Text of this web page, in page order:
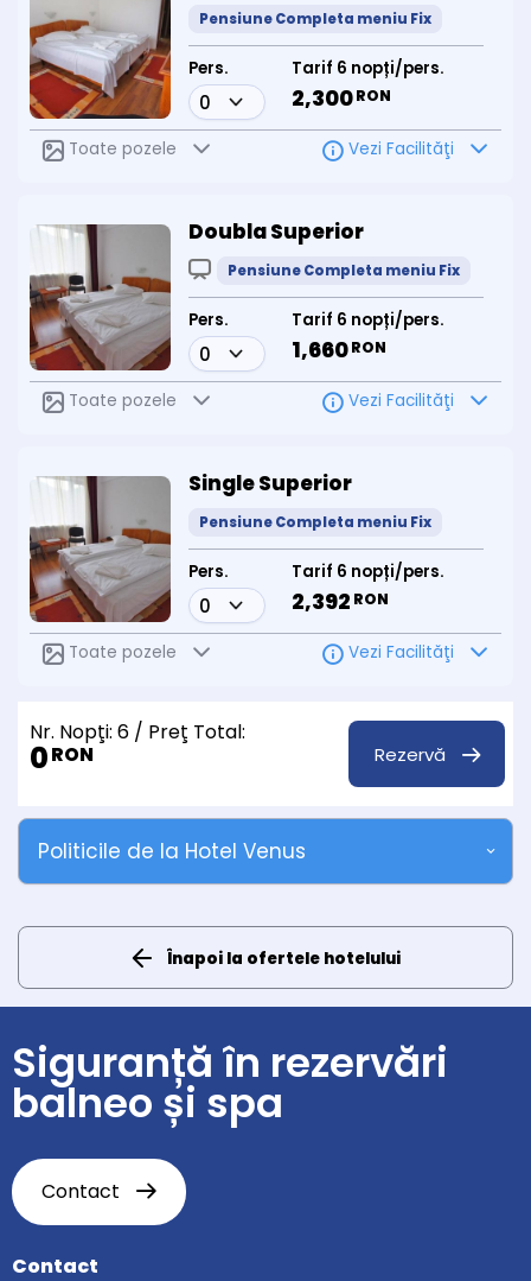
Pensiune Completa meniu Fix
Pers. Tarif 6 nopți/pers.
2,300RON
Toate pozele Vezi Facilităţi
Doubla Superior
Pensiune Completa meniu Fix
Pers. Tarif 6 nopți/pers.
1,660RON
Toate pozele Vezi Facilităţi
Single Superior
Pensiune Completa meniu Fix
Pers. Tarif 6 nopți/pers.
2,392 RON
Toate pozele Vezi Facilităţi
Nr. Nopţi: 6 / Preţ Total:
0RON Rezervă
Politicile de la Hotel Venus
Înapoi la ofertele hotelului
Siguranță în rezervări
balneo și spa
Contact
Contact